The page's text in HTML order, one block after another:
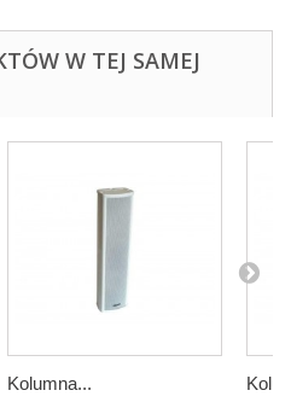
W TEJ SAMEJ
Kolumna...